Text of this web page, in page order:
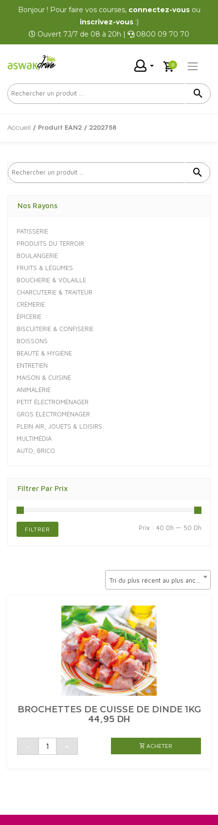
Bonjour ! Pour faire vos courses, connectez-vousou
inscrivez-vous:)
Ouvert 7J/7 de 08 à 20h |
0800 09 70 70
0
Accueil / Produit EAN2 / 2202758
Nos Rayons
PATISSERIE
PRODUITS DU TERROIR
BOULANGERIE
FRUITS & LÉGUMES
BOUCHERIE & VOLAILLE
CHARCUTERIE & TRAITEUR
CRÈMERIE
ÉPICERIE
BISCUITERIE & CONFISERIE
BOISSONS
BEAUTÉ & HYGIÈNE
ENTRETIEN
MAISON & CUISINE
ANIMALERIE
PETIT ÉLECTROMÉNAGER
GROS ÉLECTROMÉNAGER
PLEIN AIR, JOUETS & LOISIRS
MULTIMÉDIA
AUTO, BRICO
Filtrer Par Prix
FILTRER Prix : 40 Dh — 50 Dh
BROCHETTES DE CUISSE DE DINDE 1KG
44,95 DH
-
quantité
BROCHETTES
+ ACHETER